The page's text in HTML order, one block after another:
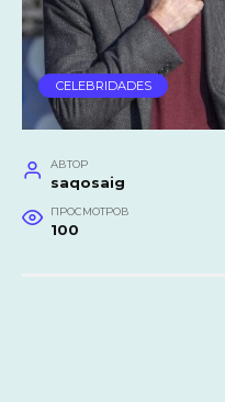
CELEBRIDADES
АВТОР
saqosaig
ПРОСМОТРОВ
100